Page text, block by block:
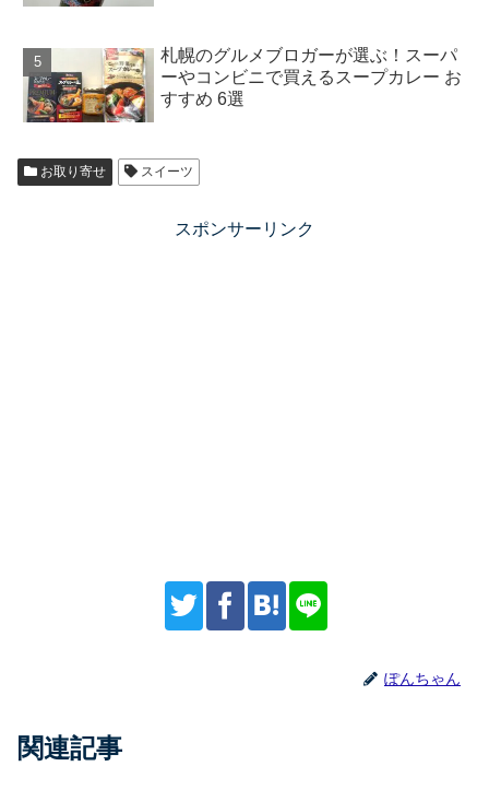
札幌のグルメブロガーが選ぶ！スーパ
ーやコンビニで買えるスープカレー お
すすめ 6選
お取り寄せ スイーツ
スポンサーリンク
ぽんちゃん
関連記事